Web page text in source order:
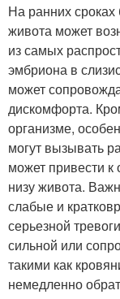
На ранних
живота может
из самых
эмбриона в
может
дискомфорта.
организме,
могут вызывать
может привести
низу живота.
слабые и
серьезной
сильной или
такими как
немедленно